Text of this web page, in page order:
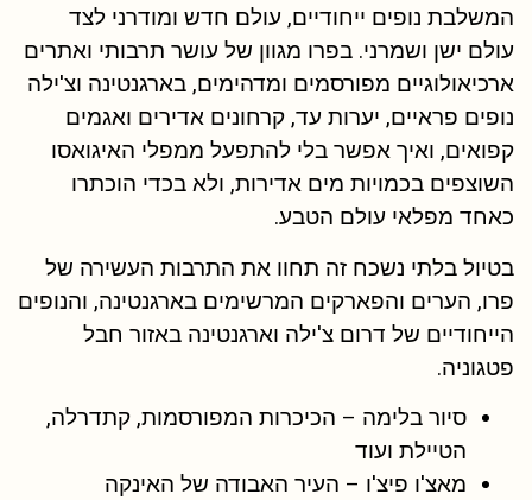
המשלבת נופים ייחודיים, עולם חדש ומודרני לצד
עולם ישן ושמרני. בפרו מגוון של עושר תרבותי ואתרים
ארכיאולוגיים מפורסמים ומדהימים, בארגנטינה וצ'ילה
נופים פראיים, יערות עד, קרחונים אדירים ואגמים
קפואים, ואיך אפשר בלי להתפעל ממפלי האיגואסו
השוצפים בכמויות מים אדירות, ולא בכדי הוכתרו
כאחד מפלאי עולם הטבע.
בטיול בלתי נשכח זה תחוו את התרבות העשירה של
פרו, הערים והפארקים המרשימים בארגנטינה, והנופים
הייחודיים של דרום צ'ילה וארגנטינה באזור חבל
פטגוניה.
סיור בלימה – הכיכרות המפורסמות, קתדרלה,
הטיילת ועוד
מאצ'ו פיצ'ו – העיר האבודה של האינקה